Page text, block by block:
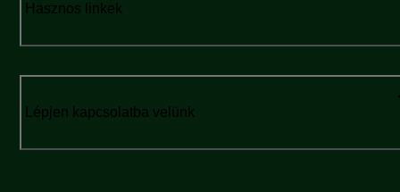
Hasznos linkek
Lépjen kapcsolatba velünk